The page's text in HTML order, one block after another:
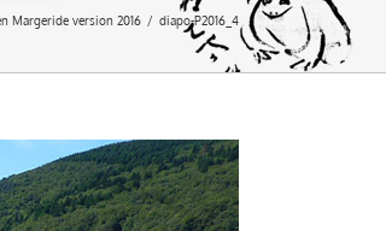
Margeride version 2016 / diapo-P2016_4